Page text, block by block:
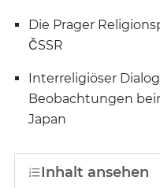
Die Prager
ČSSR
Interreligiöser
Beobachtungen
Japan
Inhalt ansehen